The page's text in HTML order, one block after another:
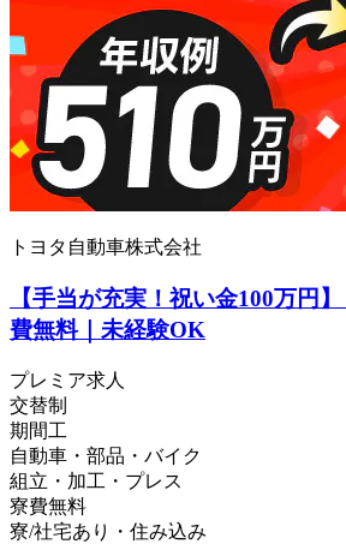
トヨタ自動車株式会社
【手当が充実！祝い金100万円
費無料｜未経験OK
プレミア求人
交替制
期間工
自動車・部品・バイク
組立・加工・プレス
寮費無料
寮/社宅あり・住み込み